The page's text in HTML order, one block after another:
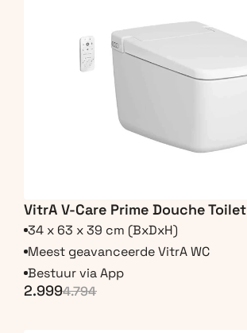
VitrA V-Care Prime Douche Toilet
34 x 63 x 39 cm (BxDxH)
Meest geavanceerde VitrA WC
Bestuur via App
2.9994.794